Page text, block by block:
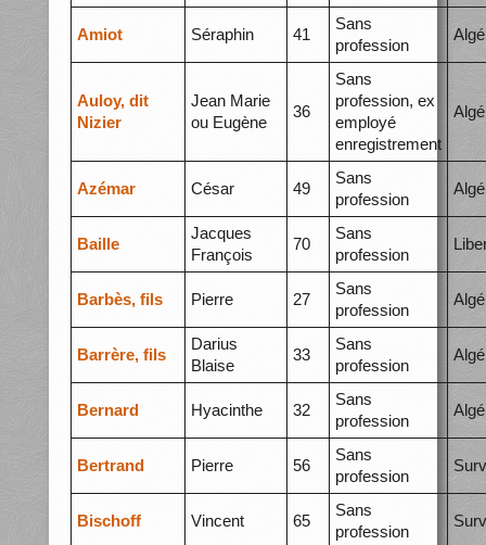
Amiot Séraphin 41
Sans
profession
Auloy, dit
Nizier
Jean Marie
ou Eugène
36
Sans
profession, ex
employé
enregistrement
Azémar César 49
Sans
profession
Baille
Jacques
François
70
Sans
profession
Barbès, fils Pierre 27
Sans
profession
Barrère, fils
Darius
Blaise
33
Sans
profession
Bernard Hyacinthe 32
Sans
profession
Bertrand Pierre 56
Sans
profession
Bischoff Vincent 65
Sans
profession